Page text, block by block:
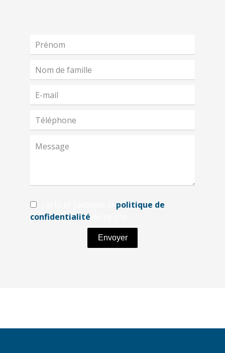
politique de
confidentialité
Envoyer